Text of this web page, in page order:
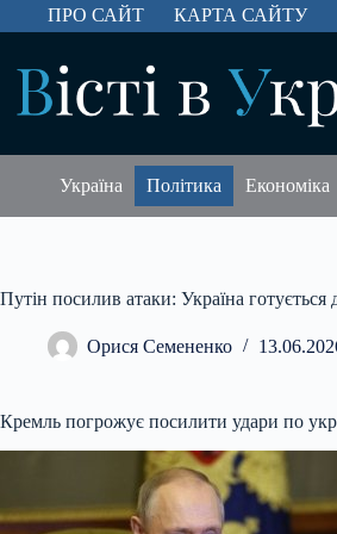
Перейти
до
ПРО САЙТ КАРТА САЙТУ
Україна Політика Економіка
Путін посилив атаки: Україна готується
Орися Семененко
Кремль погрожує посилити удари по